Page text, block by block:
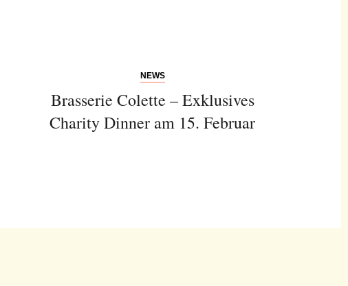
NEWS
Brasserie Colette – Exklusives
Charity Dinner am 15. Februar